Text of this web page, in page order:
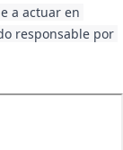
a actuar en
responsable por